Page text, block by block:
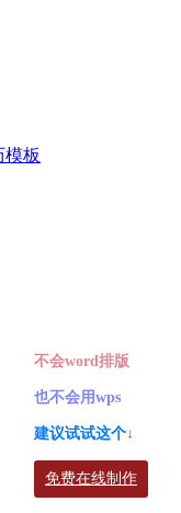
模板
不会word排版
也不会用wps
建议试试这个↓
免费在线制作